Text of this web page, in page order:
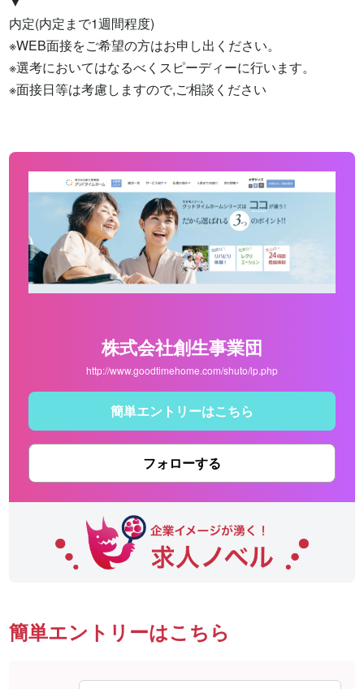
内定(内定まで1週間程度)
※WEB面接をご希望の方はお申し出ください。
※選考においてはなるべくスピーディーに行います。
※面接日等は考慮しますので,ご相談ください
株式会社創生事業団
http://www.goodtimehome.com/shuto/lp.php
簡単エントリーはこちら
フォローする
簡単エントリーはこちら